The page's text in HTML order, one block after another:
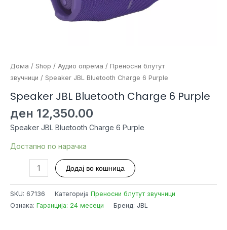
Дома / Shop / Аудио опрема / Преносни блутут
звучници / Speaker JBL Bluetooth Charge 6 Purple
Speaker JBL Bluetooth Charge 6 Purple
ден 12,350.00
Speaker JBL Bluetooth Charge 6 Purple
Достапно по нарачка
Speaker
Bluetooth
Додај во кошница
SKU: 67136 Категорија Преносни блутут звучници
Ознака: Гаранција: 24 месеци Бренд: JBL